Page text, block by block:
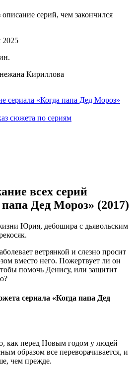
2025
Кириллова
сериала «Когда папа Дед Мороз»
сюжета по сериям
всех серий
папа Дед Мороз» (2017)
Юрия, дебошира с дьявольским
ветрянкой и слезно просит
вместо него. Пожертвует ли он
помочь Денису, или защитит
сериала «Когда папа Дед
как перед Новым годом у людей
образом все переворачивается, и
чем прежде.